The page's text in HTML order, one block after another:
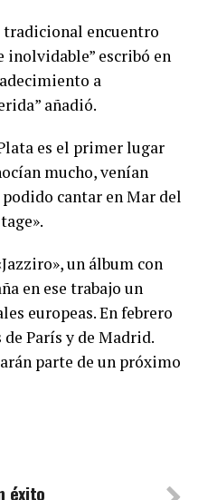
tradicional encuentro
inolvidable” escribó en
a
añadió.
es el primer lugar
mucho, venían
cantar en Mar del
un álbum con
en ese trabajo un
europeas. En febrero
París y de Madrid.
parte de un próximo
éxito